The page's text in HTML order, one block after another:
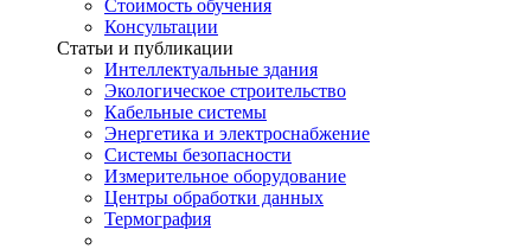
Стоимость обучения
Консультации
Статьи и публикации
Интеллектуальные здания
Экологическое строительство
Кабельные системы
Энергетика и электроснабжение
Системы безопасности
Измерительное оборудование
Центры обработки данных
Термография